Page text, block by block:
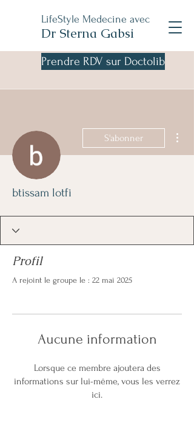
LifeStyle Medecine avec
Dr Sterna Gabsi
Prendre RDV sur Doctolib
S'abonner
btissam lotfi
Profil
A rejoint le groupe le : 22 mai 2025
Aucune information
Lorsque ce membre ajoutera des
informations sur lui-même, vous les verrez
ici.